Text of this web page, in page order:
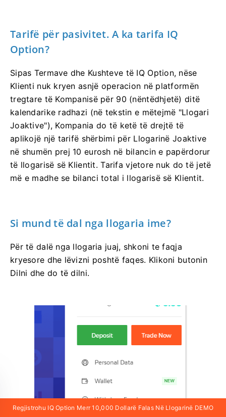
Tarifë për pasivitet. A ka tarifa IQ
Option?
Sipas Termave dhe Kushteve të IQ Option, nëse
Klienti nuk kryen asnjë operacion në platformën
tregtare të Kompanisë për 90 (nëntëdhjetë) ditë
kalendarike radhazi (në tekstin e mëtejmë "Llogari
Joaktive"), Kompania do të ketë të drejtë të
aplikojë një tarifë shërbimi për Llogarinë Joaktive
në shumën prej 10 eurosh në bilancin e papërdorur
të llogarisë së Klientit. Tarifa vjetore nuk do të jetë
më e madhe se bilanci total i llogarisë së Klientit.
Si mund të dal nga llogaria ime?
Për të dalë nga llogaria juaj, shkoni te faqja
kryesore dhe lëvizni poshtë faqes. Klikoni butonin
Dilni dhe do të dilni.
Regjistrohu IQ Option Merr 10,000 Dollarë Falas Në Llogarinë DEMO